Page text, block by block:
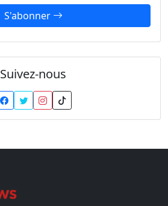
S'abonner
Suivez-nous